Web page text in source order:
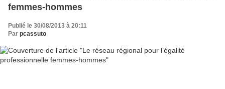
femmes-hommes
Publié le 30/08/2013 à 20:11
Par pcassuto